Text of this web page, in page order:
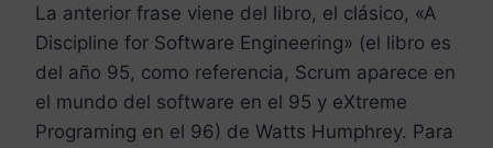
La anterior frase viene del libro, el clásico, «A
Discipline for Software Engineering» (el libro es
del año 95, como referencia, Scrum aparece en
el mundo del software en el 95 y eXtreme
Programing en el 96) de Watts Humphrey. Para